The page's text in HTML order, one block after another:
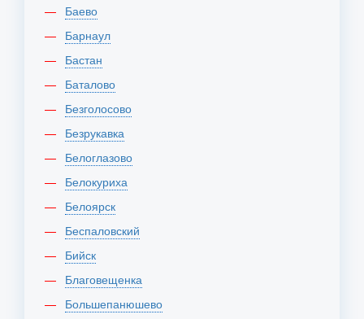
Баево
Барнаул
Бастан
Баталово
Безголосово
Безрукавка
Белоглазово
Белокуриха
Белоярск
Беспаловский
Бийск
Благовещенка
Большепанюшево